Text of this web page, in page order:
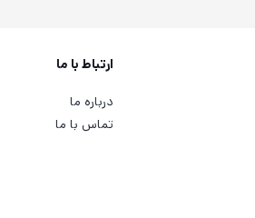
ارتباط با ما
درباره ما
تماس با ما